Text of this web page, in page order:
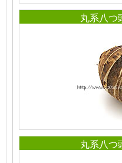
丸系八つ
丸系八つ